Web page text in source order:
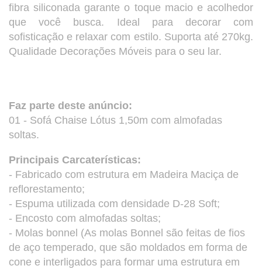
fibra siliconada garante o toque macio e acolhedor
que você busca. Ideal para decorar com
sofisticação e relaxar com estilo. Suporta até 270kg.
Qualidade Decorações Móveis para o seu lar.
Faz parte deste anúncio:
01 - Sofá Chaise Lótus 1,50m com almofadas
soltas.
Principais Carcaterísticas:
- Fabricado com estrutura em Madeira Maciça de
reflorestamento;
- Espuma utilizada com densidade D-28 Soft;
- Encosto com almofadas soltas;
- Molas bonnel (As molas Bonnel são feitas de fios
de aço temperado, que são moldados em forma de
cone e interligados para formar uma estrutura em